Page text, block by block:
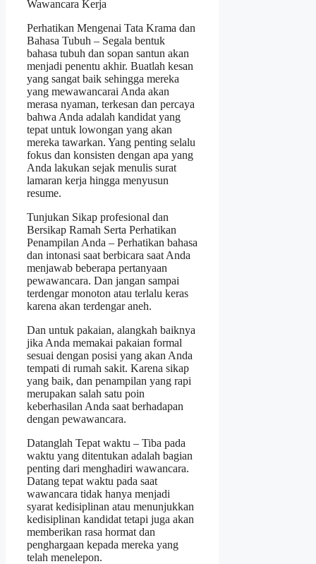
Wawancara Kerja
Perhatikan Mengenai Tata Krama dan
Bahasa Tubuh – Segala bentuk
bahasa tubuh dan sopan santun akan
menjadi penentu akhir. Buatlah kesan
yang sangat baik sehingga mereka
yang mewawancarai Anda akan
merasa nyaman, terkesan dan percaya
bahwa Anda adalah kandidat yang
tepat untuk lowongan yang akan
mereka tawarkan. Yang penting selalu
fokus dan konsisten dengan apa yang
Anda lakukan sejak menulis surat
lamaran kerja hingga menyusun
resume.
Tunjukan Sikap profesional dan
Bersikap Ramah Serta Perhatikan
Penampilan Anda – Perhatikan bahasa
dan intonasi saat berbicara saat Anda
menjawab beberapa pertanyaan
pewawancara. Dan jangan sampai
terdengar monoton atau terlalu keras
karena akan terdengar aneh.
Dan untuk pakaian, alangkah baiknya
jika Anda memakai pakaian formal
sesuai dengan posisi yang akan Anda
tempati di rumah sakit. Karena sikap
yang baik, dan penampilan yang rapi
merupakan salah satu poin
keberhasilan Anda saat berhadapan
dengan pewawancara.
Datanglah Tepat waktu – Tiba pada
waktu yang ditentukan adalah bagian
penting dari menghadiri wawancara.
Datang tepat waktu pada saat
wawancara tidak hanya menjadi
syarat kedisiplinan atau menunjukkan
kedisiplinan kandidat tetapi juga akan
memberikan rasa hormat dan
penghargaan kepada mereka yang
telah menelepon.